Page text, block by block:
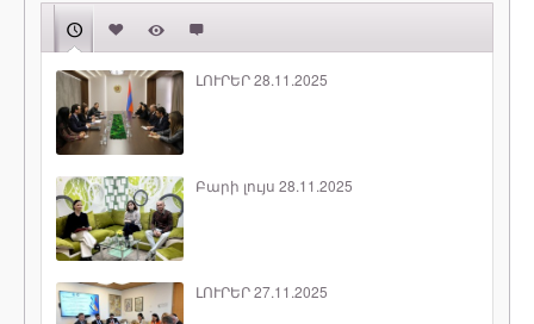
ԼՈՒՐԵՐ 28.11.2025
Բարի լույս 28.11.2025
ԼՈՒՐԵՐ 27.11.2025